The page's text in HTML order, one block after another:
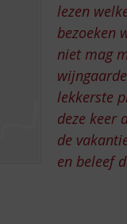
lezen
bezoeken
niet mag
lekkerste
deze keer
de
en beleef